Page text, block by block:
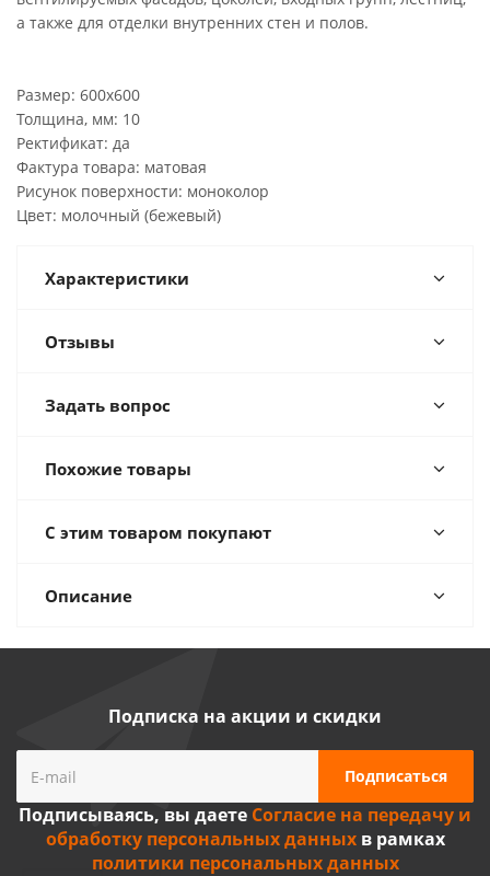
а также для отделки внутренних стен и полов.
Размер: 600x600
Толщина, мм: 10
Ректификат: да
Фактура товара: матовая
Рисунок поверхности: моноколор
Цвет: молочный (бежевый)
Характеристики
Отзывы
Задать вопрос
Похожие товары
С этим товаром покупают
Описание
Подписка на акции и скидки
Подписываясь, вы даете Согласие на передачу и
обработку персональных данныхв рамках
политики персональных данных